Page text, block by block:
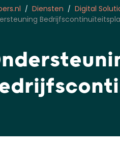
Diensten Digital